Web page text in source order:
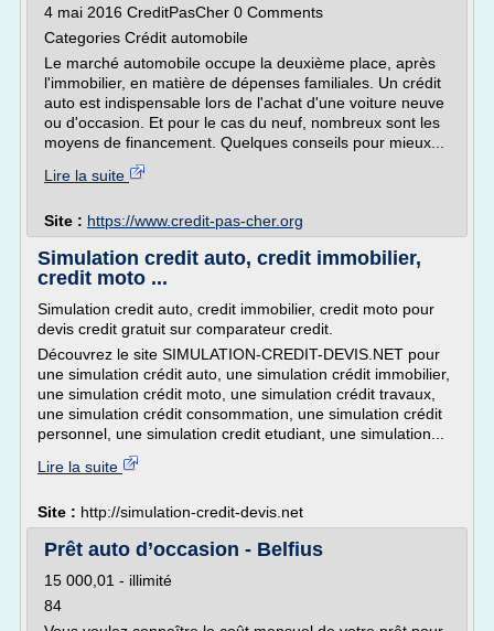
4 mai 2016 CreditPasCher 0 Comments
Categories Crédit automobile
Le marché automobile occupe la deuxième place, après
l'immobilier, en matière de dépenses familiales. Un crédit
auto est indispensable lors de l'achat d'une voiture neuve
ou d'occasion. Et pour le cas du neuf, nombreux sont les
moyens de financement. Quelques conseils pour mieux...
Lire la suite
Site : https://www.credit-pas-cher.org
Simulation credit auto, credit immobilier,
credit moto ...
Simulation credit auto, credit immobilier, credit moto pour
devis credit gratuit sur comparateur credit.
Découvrez le site SIMULATION-CREDIT-DEVIS.NET pour
une simulation crédit auto, une simulation crédit immobilier,
une simulation crédit moto, une simulation crédit travaux,
une simulation crédit consommation, une simulation crédit
personnel, une simulation credit etudiant, une simulation...
Lire la suite
Site : http://simulation-credit-devis.net
Prêt auto d’occasion - Belfius
15 000,01 - illimité
84